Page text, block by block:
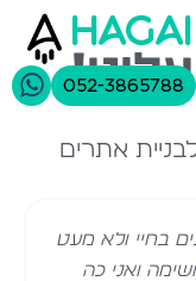
052-3865788
אתרים
בחיי ולא מעט
ואני כה